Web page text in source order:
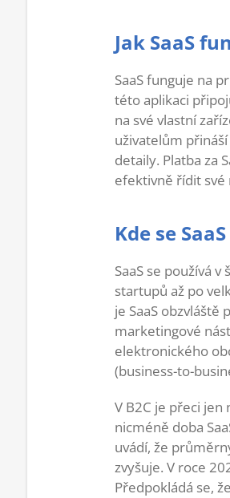
Jak SaaS
SaaS funguje na
této aplikaci
na své vlastní
uživatelům
detaily. Platba za
efektivně řídit své
Kde se
SaaS se používá
startupů až po
je SaaS obzvláště
marketingové
elektronického
(business-to-
V B2C je přeci
nicméně doba
uvádí, že
zvyšuje. V roce
Předpokládá se,